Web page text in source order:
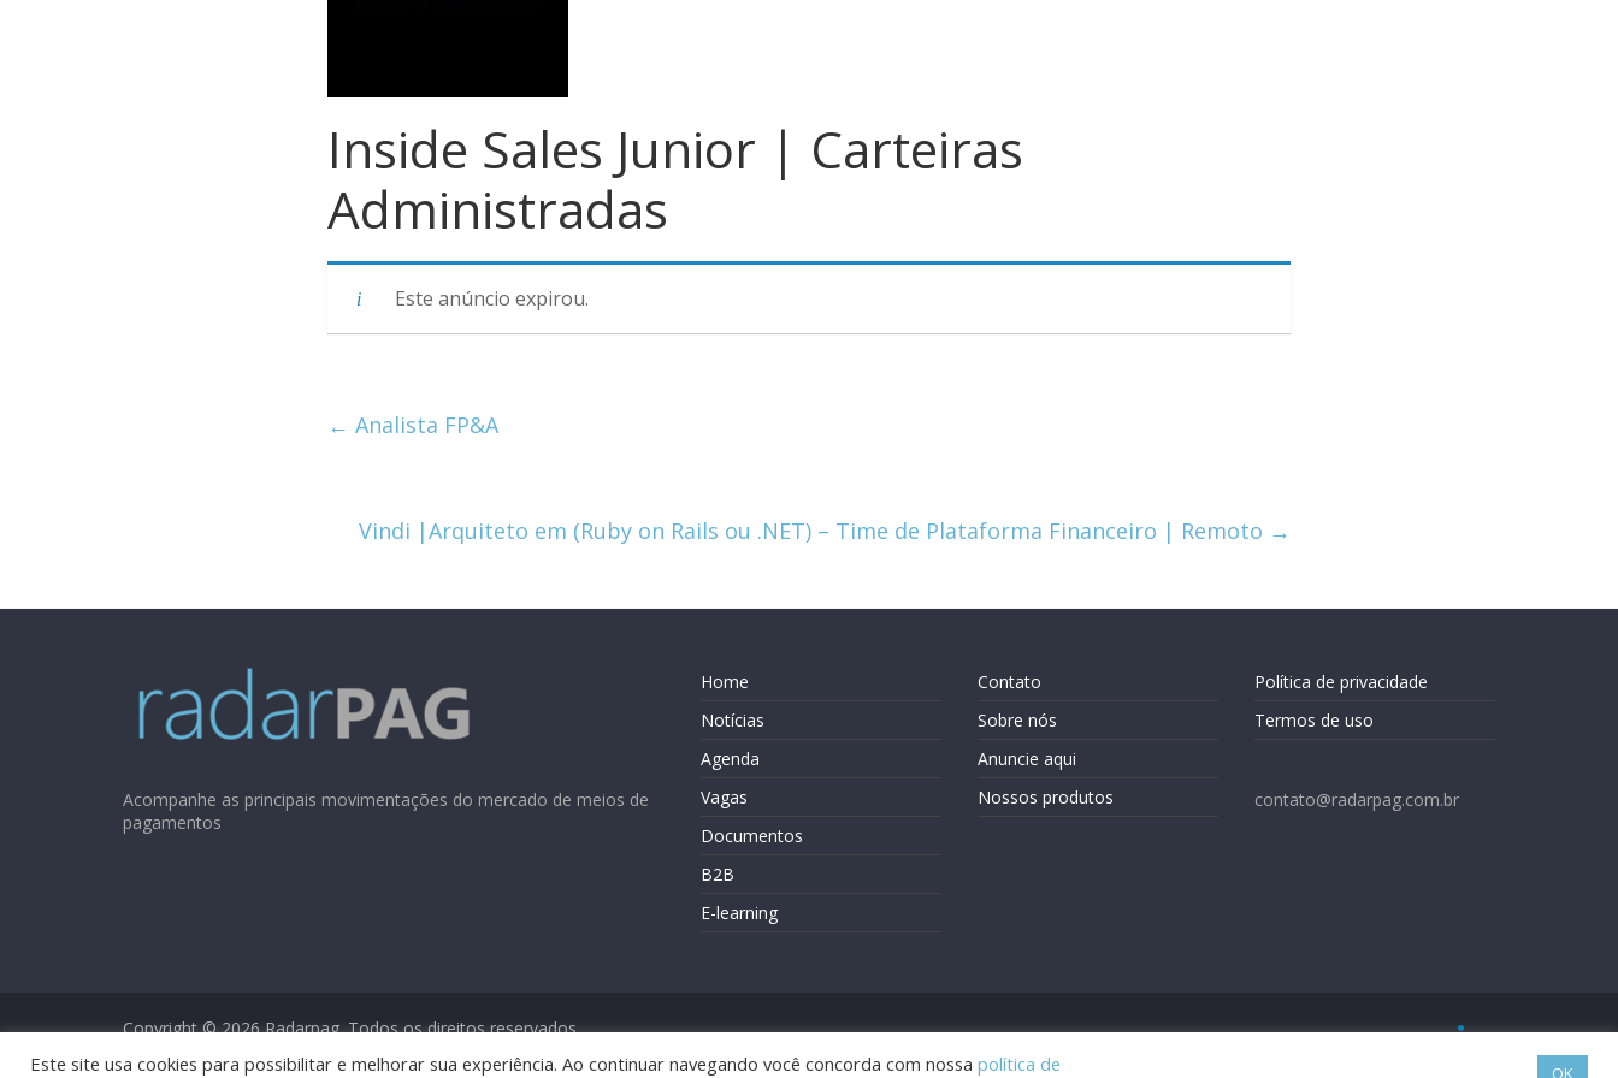
Inside Sales Junior | Carteiras
Administradas
Este anúncio expirou.
← Analista FP&A
Vindi |Arquiteto em (Ruby on Rails ou .NET) – Time de Plataforma Financeiro | Remoto →
Acompanhe as principais movimentações do mercado de meios de
pagamentos
Home
Notícias
Agenda
Vagas
Documentos
B2B
E-learning
Contato
Sobre nós
Anuncie aqui
Nossos produtos
Política de privacidade
Termos de uso
contato@radarpag.com.br
Copyright © 2026Radarpag. Todos os direitos reservados.
Este site usa cookies para possibilitar e melhorar sua experiência. Ao continuar navegando você concorda com nossa política de
OK